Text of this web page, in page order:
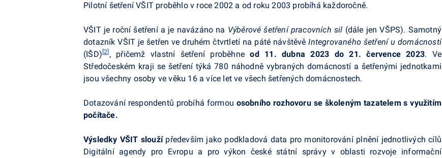
Pilotní šetření VŠIT proběhlo v roce 2002 a od roku 2003 probíhá každoročně.
VŠIT je roční šetření a je navázáno na Výběrové šetření pracovních sil (dále jen VŠPS). Samotný
dotazník VŠIT je šetřen ve druhém čtvrtletí na páté návštěvěIntegrovaného šetření u domácností
(IŠD)[2] , přičemž vlastní šetření proběhneod 11 . dubna 2023 do 21. července 2023. Ve
Středočeském kraji se šetření týká 780 náhodně vybraných domácností a šetřenými jednotkami
jsou všechny osoby ve věku 16 a více let ve všech šetřených domácnostech.
Dotazování respondentů probíhá formou osobního rozhovoru se školeným tazatelem s využitím
počítače.
Výsledky VŠIT sloužípředevším jako podkladová data pro monitorování plnění jednotlivých cílů
Digitální agendy pro Evropu a pro výkon české státní správy v oblasti rozvoje informační